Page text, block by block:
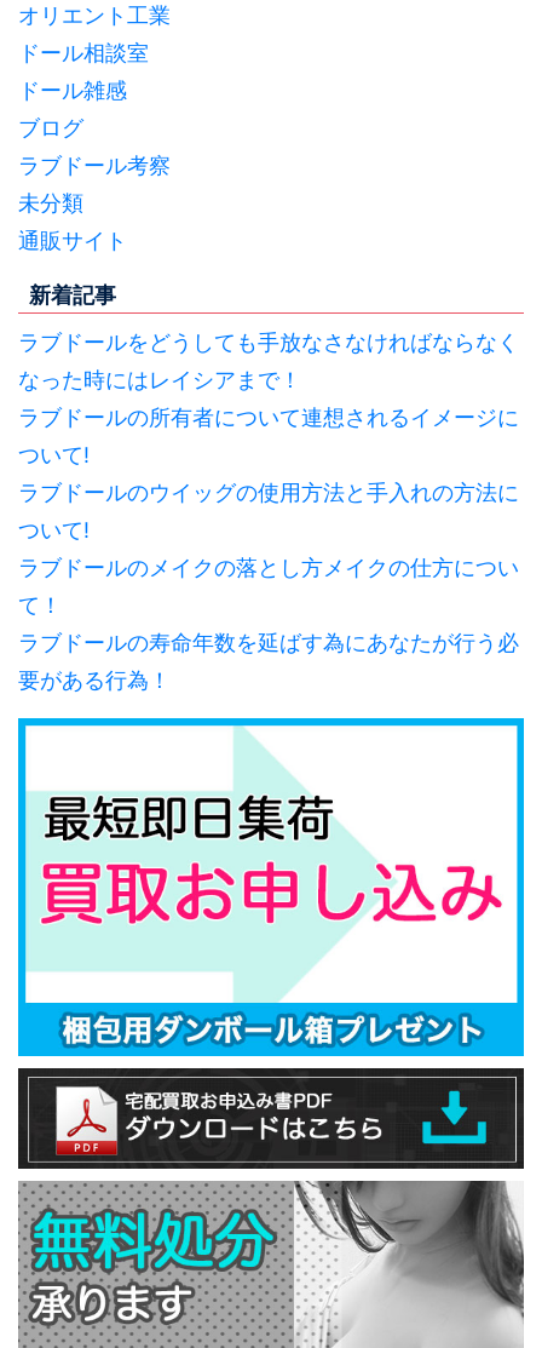
オリエント工業
ドール相談室
ドール雑感
ブログ
ラブドール考察
未分類
通販サイト
新着記事
ラブドールをどうしても手放なさなければならなく
なった時にはレイシアまで！
ラブドールの所有者について連想されるイメージに
ついて!
ラブドールのウイッグの使用方法と手入れの方法に
ついて!
ラブドールのメイクの落とし方メイクの仕方につい
て！
ラブドールの寿命年数を延ばす為にあなたが行う必
要がある行為！